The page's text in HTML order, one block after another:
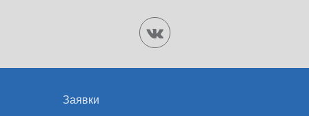
Заявки